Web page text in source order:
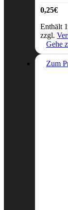
0,25€
Enthält
zzgl.
Gehe
Zum